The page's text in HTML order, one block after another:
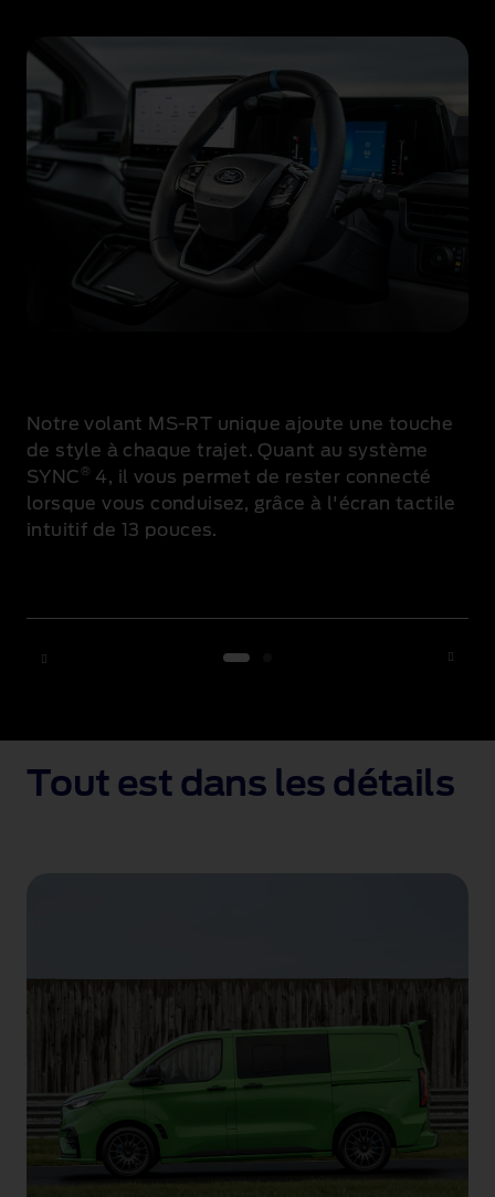
t
Notre volant MS-RT unique ajoute une touche
de style à chaque trajet. Quant au système
SYNC ®
4, il vous permet de rester connecté
lorsque vous conduisez, grâce à l'écran tactile
intuitif de 13 pouces.
1 of 2
Tout est dans les détails